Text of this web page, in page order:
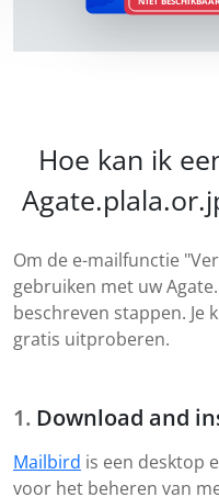
Hoe kan ik
Om de e-mailfunctie
gebruiken met uw
beschreven stappen. Je
gratis uitproberen.
Download and
Mailbird is een desktop
voor het beheren van